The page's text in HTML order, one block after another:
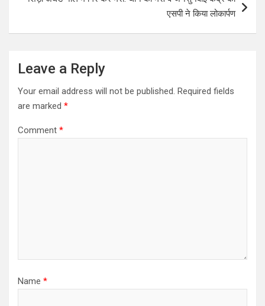
एसपी ने किया लोकार्पण
Leave a Reply
Your email address will not be published. Required fields
are marked *
Comment *
Name *